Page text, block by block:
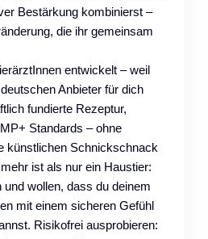
Bestärkung kombinierst –
die ihr gemeinsam
entwickelt – weil
Anbieter für dich
fundierte Rezeptur,
Standards – ohne
künstlichen Schnickschnack
ist als nur ein Haustier:
wollen, dass du deinem
mit einem sicheren Gefühl
Risikofrei ausprobieren: